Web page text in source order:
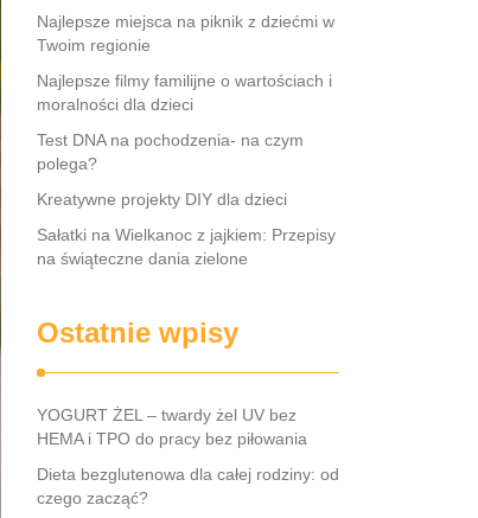
Najlepsze miejsca na piknik z dziećmi w
Twoim regionie
Najlepsze filmy familijne o wartościach i
moralności dla dzieci
Test DNA na pochodzenia- na czym
polega?
Kreatywne projekty DIY dla dzieci
Sałatki na Wielkanoc z jajkiem: Przepisy
na świąteczne dania zielone
Ostatnie wpisy
YOGURT ŻEL – twardy żel UV bez
HEMA i TPO do pracy bez piłowania
Dieta bezglutenowa dla całej rodziny: od
czego zacząć?